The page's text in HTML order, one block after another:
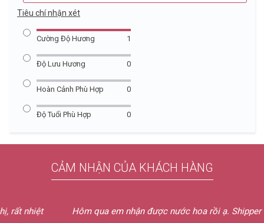
Tiêu chí nhận xét
Cường Độ Hương 1
Độ Lưu Hương 0
Hoàn Cảnh Phù Hợp 0
Độ Tuổi Phù Hợp 0
CẢM NHẬN CỦA KHÁCH HÀNG
Hôm qua em nhận được nước hoa rồi ạ. Shipper bên chị lịch